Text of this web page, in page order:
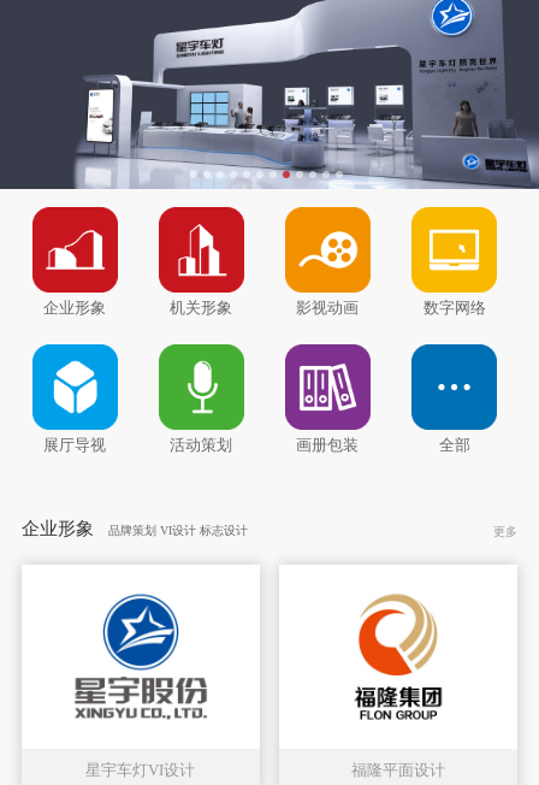
企业形象 机关形象 影视动画 数字网络
展厅导视 活动策划 画册包装 全部
企业形象 品牌策划 VI设计 标志设计 更多
星宇车灯VI设计 福隆平面设计